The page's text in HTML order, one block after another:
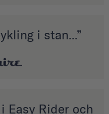
i stan...”
Easy Rider och